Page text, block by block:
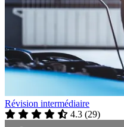
Révision intermédiaire
4.3 (29)